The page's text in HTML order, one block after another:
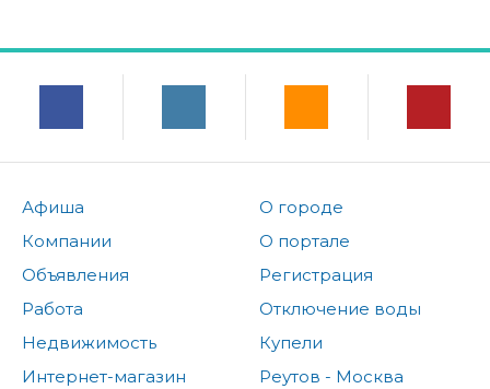
Афиша
Компании
Объявления
Работа
Недвижимость
Интернет-магазин
О городе
О портале
Регистрация
Отключение воды
Купели
Реутов - Москва